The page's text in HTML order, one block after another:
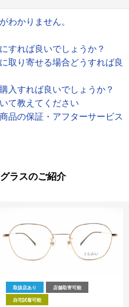
わかりません。
すれば良いでしょうか？
取り寄せる場合どうすれば良
入すれば良いでしょうか？
て教えてください
品の保証・アフターサービス
ラスのご紹介
取扱店あり 店舗取寄可能
自宅試着可能